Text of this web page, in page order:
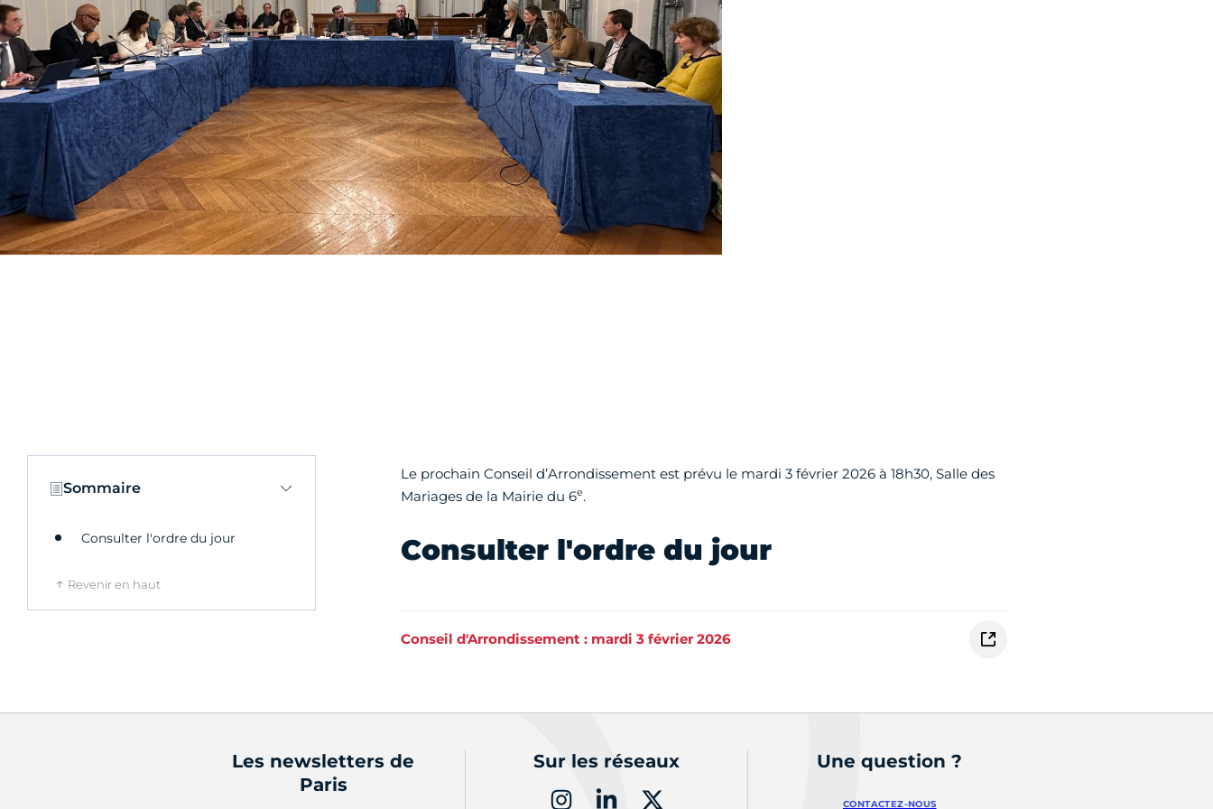
Sommaire
Consulter l'ordre du jour
Revenir en haut
Le prochain Conseil d’Arrondissement est prévu le mardi 3 février 2026 à 18h30, Salle des
Mariages de la Mairie du 6e.
Consulter l'ordre du jour
Conseil d'Arrondissement : mardi 3 février 2026
Les newsletters de
Paris
Sur les réseaux Une question ?
CONTACTEZ-NOUS